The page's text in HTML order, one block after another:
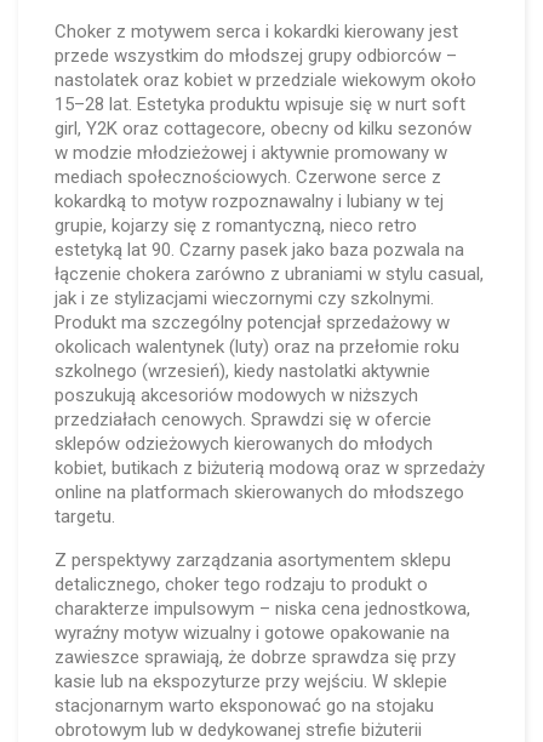
Choker z motywem serca i kokardki kierowany jest
przede wszystkim do młodszej grupy odbiorców –
nastolatek oraz kobiet w przedziale wiekowym około
15–28 lat. Estetyka produktu wpisuje się w nurt soft
girl, Y2K oraz cottagecore, obecny od kilku sezonów
w modzie młodzieżowej i aktywnie promowany w
mediach społecznościowych. Czerwone serce z
kokardką to motyw rozpoznawalny i lubiany w tej
grupie, kojarzy się z romantyczną, nieco retro
estetyką lat 90. Czarny pasek jako baza pozwala na
łączenie chokera zarówno z ubraniami w stylu casual,
jak i ze stylizacjami wieczornymi czy szkolnymi.
Produkt ma szczególny potencjał sprzedażowy w
okolicach walentynek (luty) oraz na przełomie roku
szkolnego (wrzesień), kiedy nastolatki aktywnie
poszukują akcesoriów modowych w niższych
przedziałach cenowych. Sprawdzi się w ofercie
sklepów odzieżowych kierowanych do młodych
kobiet, butikach z biżuterią modową oraz w sprzedaży
online na platformach skierowanych do młodszego
targetu.
Z perspektywy zarządzania asortymentem sklepu
detalicznego, choker tego rodzaju to produkt o
charakterze impulsowym – niska cena jednostkowa,
wyraźny motyw wizualny i gotowe opakowanie na
zawieszce sprawiają, że dobrze sprawdza się przy
kasie lub na ekspozyturze przy wejściu. W sklepie
stacjonarnym warto eksponować go na stojaku
obrotowym lub w dedykowanej strefie biżuterii